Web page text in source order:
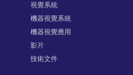
視覺系統
機器視覺系統
機器視覺應用
影片
技術文件